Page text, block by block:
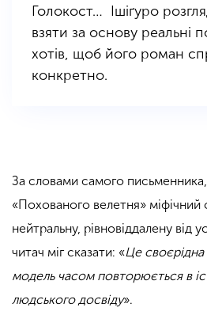
Голокост… Ішіґуро
взяти за основу реальні
хотів, щоб його роман
конкретно.
За словами самого письменника,
«Похованого велетня» міфічний
нейтральну, рівновіддалену від
читач міг сказати: «Це
модель часом повторюється в
людського досвіду».